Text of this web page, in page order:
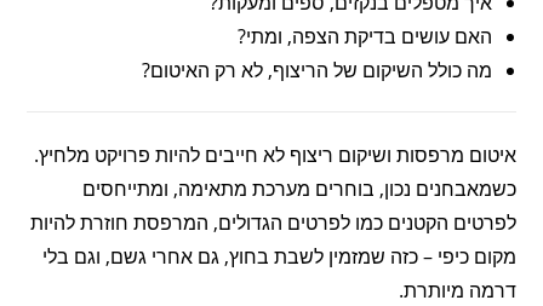
האם עושים בדיקת הצפה, ומתי?
מה כולל השיקום של הריצוף, לא רק האיטום?
איטום מרפסות ושיקום ריצוף לא חייבים להיות פרויקט מלחיץ.
כשמאבחנים נכון, בוחרים מערכת מתאימה, ומתייחסים
לפרטים הקטנים כמו לפרטים הגדולים, המרפסת חוזרת להיות
מקום כיפי – כזה שמזמין לשבת בחוץ, גם אחרי גשם, וגם בלי
דרמה מיותרת.